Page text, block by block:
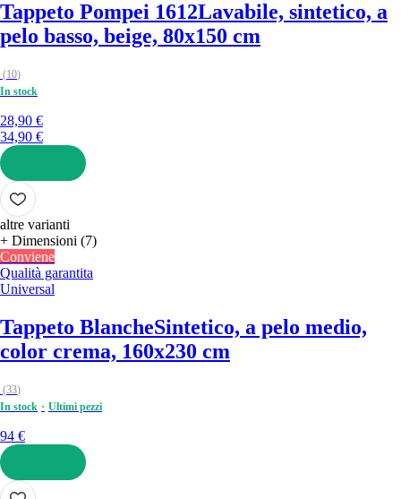
Tappeto Pompei 1612Lavabile, sintetico, a
pelo basso, beige, 80x150 cm
(10)
In stock
28,90 €
34,90 €
AGGIUNGI
altre varianti
+ Dimensioni (7)
Conviene
Qualità garantita
Universal
Tappeto BlancheSintetico, a pelo medio,
color crema, 160x230 cm
(33)
In stock
Ultimi pezzi
94 €
AGGIUNGI